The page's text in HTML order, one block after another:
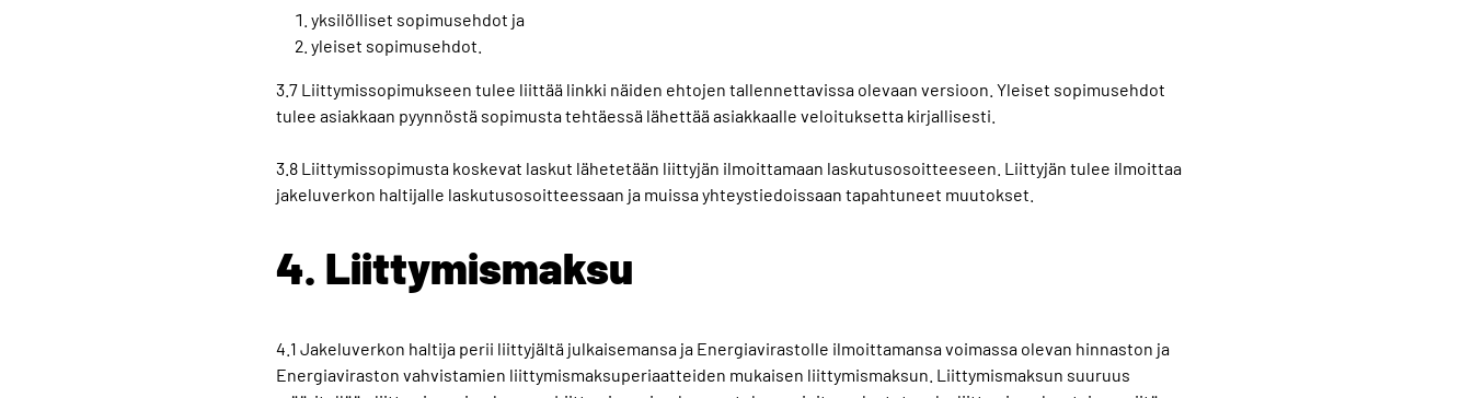
yksilölliset sopimusehdot ja
yleiset sopimusehdot.
3.7 Liittymissopimukseen tulee liittää linkki näiden ehtojen tallennettavissa olevaan versioon. Yleiset sopimusehdot
tulee asiakkaan pyynnöstä sopimusta tehtäessä lähettää asiakkaalle veloituksetta kirjallisesti.
3.8 Liittymissopimusta koskevat laskut lähetetään liittyjän ilmoittamaan laskutusosoitteeseen. Liittyjän tulee ilmoittaa
jakeluverkon haltijalle laskutusosoitteessaan ja muissa yhteystiedoissaan tapahtuneet muutokset.
4. Liittymismaksu
4.1 Jakeluverkon haltija perii liittyjältä julkaisemansa ja Energiavirastolle ilmoittamansa voimassa olevan hinnaston ja
Energiaviraston vahvistamien liittymismaksuperiaatteiden mukaisen liittymismaksun. Liittymismaksun suuruus